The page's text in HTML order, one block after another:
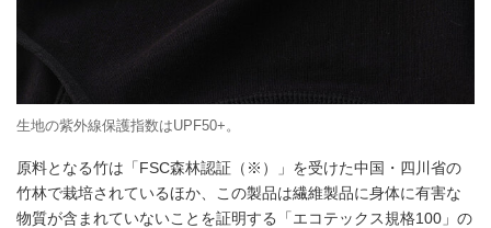
生地の紫外線保護指数はUPF50+。
原料となる竹は「FSC森林認証（※）」を受けた中国・四川省の
竹林で栽培されているほか、この製品は繊維製品に身体に有害な
物質が含まれていないことを証明する「エコテックス規格100」の